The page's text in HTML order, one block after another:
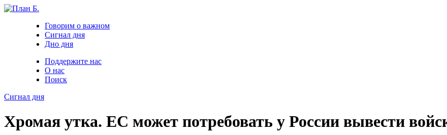
Говорим о важном
Сигнал дня
Дно дня
Поддержите нас
О нас
Поиск
Сигнал дня
Хромая утка. ЕС может потребовать у России вывести